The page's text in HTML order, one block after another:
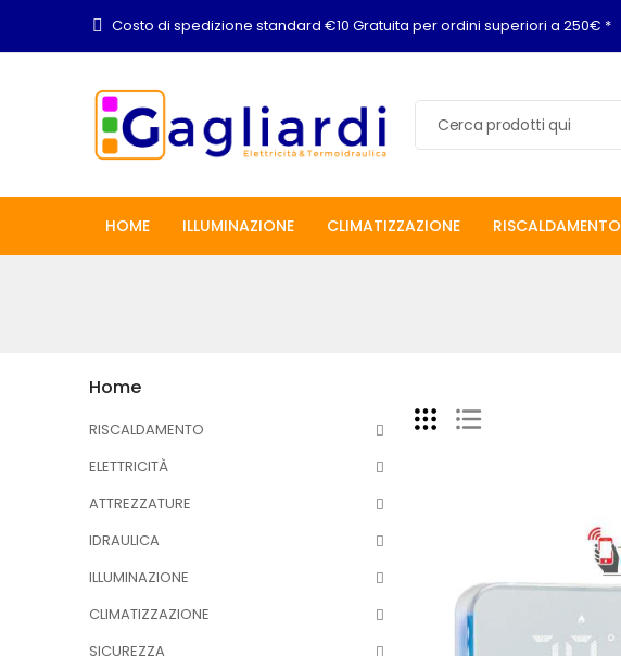
Costo di spedizione standard €10 Gratuita per ordini superiori a 250€ *
HOME ILLUMINAZIONE CLIMATIZZAZIONE RISCALDAMENTO
Home
RISCALDAMENTO
ELETTRICITÀ
ATTREZZATURE
IDRAULICA
ILLUMINAZIONE
CLIMATIZZAZIONE
SICUREZZA